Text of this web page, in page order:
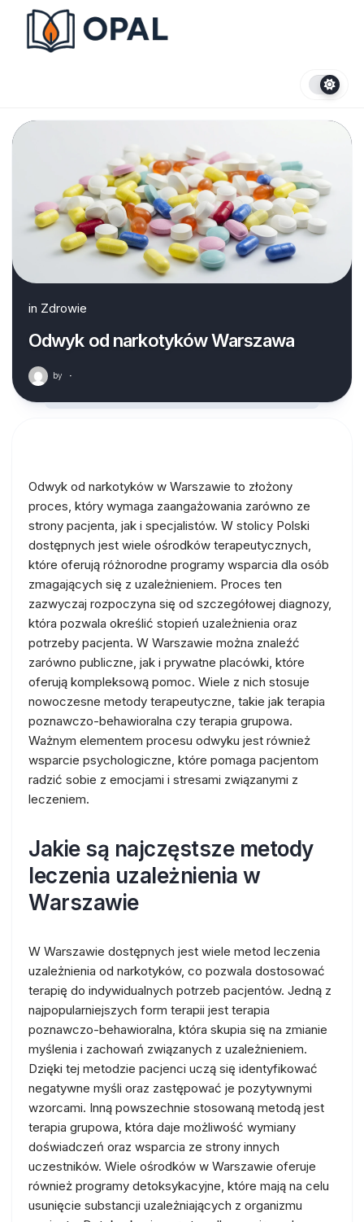
content
in Zdrowie
Odwyk od narkotyków Warszawa
by ·
Odwyk od narkotyków w Warszawie to złożony
proces, który wymaga zaangażowania zarówno ze
strony pacjenta, jak i specjalistów. W stolicy Polski
dostępnych jest wiele ośrodków terapeutycznych,
które oferują różnorodne programy wsparcia dla osób
zmagających się z uzależnieniem. Proces ten
zazwyczaj rozpoczyna się od szczegółowej diagnozy,
która pozwala określić stopień uzależnienia oraz
potrzeby pacjenta. W Warszawie można znaleźć
zarówno publiczne, jak i prywatne placówki, które
oferują kompleksową pomoc. Wiele z nich stosuje
nowoczesne metody terapeutyczne, takie jak terapia
poznawczo-behawioralna czy terapia grupowa.
Ważnym elementem procesu odwyku jest również
wsparcie psychologiczne, które pomaga pacjentom
radzić sobie z emocjami i stresami związanymi z
leczeniem.
Jakie są najczęstsze metody
leczenia uzależnienia w
Warszawie
W Warszawie dostępnych jest wiele metod leczenia
uzależnienia od narkotyków, co pozwala dostosować
terapię do indywidualnych potrzeb pacjentów. Jedną z
najpopularniejszych form terapii jest terapia
poznawczo-behawioralna, która skupia się na zmianie
myślenia i zachowań związanych z uzależnieniem.
Dzięki tej metodzie pacjenci uczą się identyfikować
negatywne myśli oraz zastępować je pozytywnymi
wzorcami. Inną powszechnie stosowaną metodą jest
terapia grupowa, która daje możliwość wymiany
doświadczeń oraz wsparcia ze strony innych
uczestników. Wiele ośrodków w Warszawie oferuje
również programy detoksykacyjne, które mają na celu
usunięcie substancji uzależniających z organizmu